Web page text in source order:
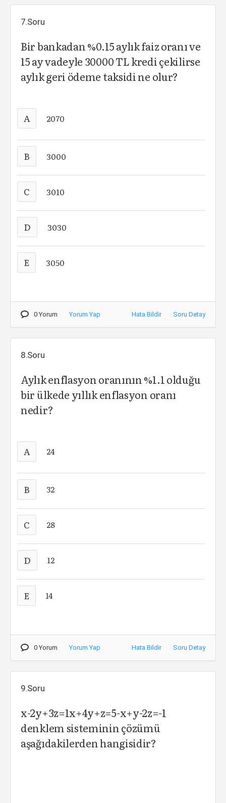
7.Soru
Bir bankadan %0.15 aylık faiz oranı ve
15 ay vadeyle 30000 TL kredi çekilirse
aylık geri ödeme taksidi ne olur?
A 2070
B 3000
C 3010
D 3030
E 3050
0 Yorum Yorum Yap Hata Bildir Soru Detay
8.Soru
Aylık enflasyon oranının %1.1 olduğu
bir ülkede yıllık enflasyon oranı
nedir?
A 24
B 32
C 28
D 12
E 14
0 Yorum Yorum Yap Hata Bildir Soru Detay
9.Soru
x-2y+3z=1x+4y+z=5-x+y-2z=-1
denklem sisteminin çözümü
aşağıdakilerden hangisidir?